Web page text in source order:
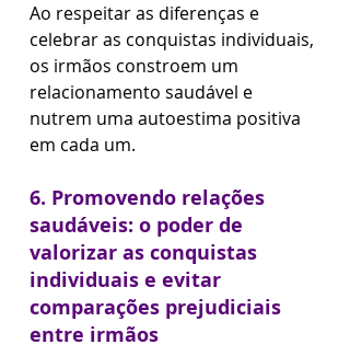
Ao respeitar as diferenças e
celebrar as conquistas individuais,
os irmãos constroem um
relacionamento saudável e
nutrem uma autoestima positiva
em cada um.
6. Promovendo relações
saudáveis: o poder de
valorizar as conquistas
individuais e evitar
comparações prejudiciais
entre irmãos